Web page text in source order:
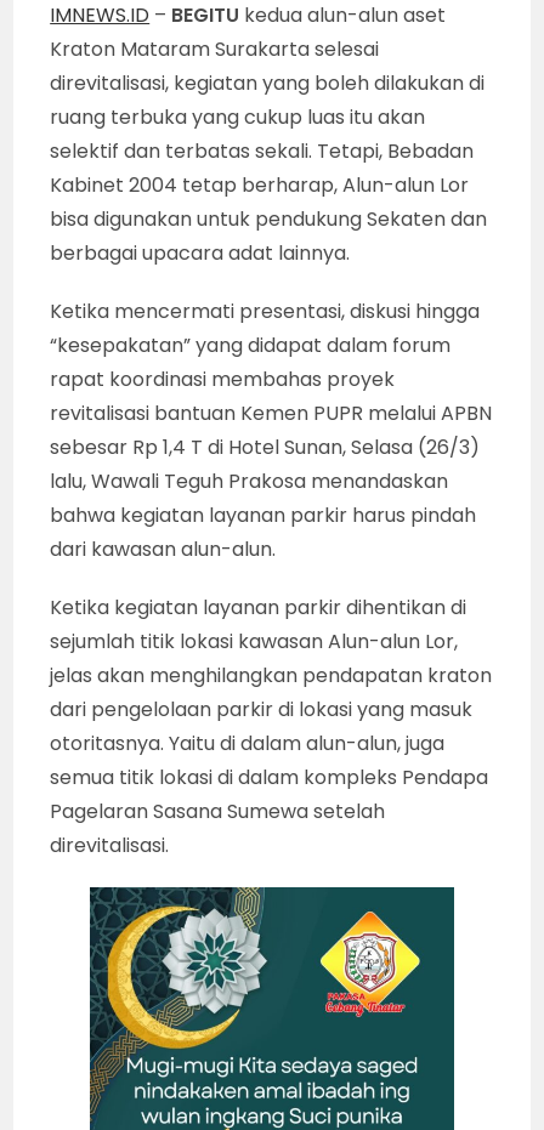
IMNEWS.ID – BEGITU kedua alun-alun aset
Kraton Mataram Surakarta selesai
direvitalisasi, kegiatan yang boleh dilakukan di
ruang terbuka yang cukup luas itu akan
selektif dan terbatas sekali. Tetapi, Bebadan
Kabinet 2004 tetap berharap, Alun-alun Lor
bisa digunakan untuk pendukung Sekaten dan
berbagai upacara adat lainnya.
Ketika mencermati presentasi, diskusi hingga
“kesepakatan” yang didapat dalam forum
rapat koordinasi membahas proyek
revitalisasi bantuan Kemen PUPR melalui APBN
sebesar Rp 1,4 T di Hotel Sunan, Selasa (26/3)
lalu, Wawali Teguh Prakosa menandaskan
bahwa kegiatan layanan parkir harus pindah
dari kawasan alun-alun.
Ketika kegiatan layanan parkir dihentikan di
sejumlah titik lokasi kawasan Alun-alun Lor,
jelas akan menghilangkan pendapatan kraton
dari pengelolaan parkir di lokasi yang masuk
otoritasnya. Yaitu di dalam alun-alun, juga
semua titik lokasi di dalam kompleks Pendapa
Pagelaran Sasana Sumewa setelah
direvitalisasi.